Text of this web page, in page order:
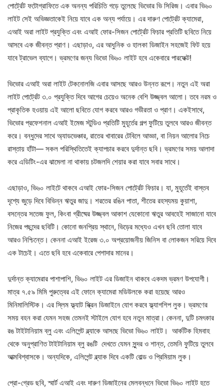
পোর্ট্রেট ফটোগ্রাফিতে এক অনন্য পরিচিতি গড়ে তুলেছে ভিভোর ভি সিরিজ। এবার ভি৬০
লাইট সেই অভিজ্ঞতাকেই নিয়ে যাবে এক অন্য পর্যায়ে। এর দারুণ পোর্ট্রেট ক্যামেরা,
এআই অরা লাইট প্রযুক্তি এবং এআই ফোর-সিজন পোর্ট্রেট ফিচার প্রতিটি ছবিতে নিয়ে
আসবে এক জীবন্ত প্রাণ। এছাড়াও, এর আধুনিক ও হালকা ডিজাইন সহজেই ফিট হয়ে
যাবে ট্রাভেল ব্যাগে। ভ্রমণের জন্য ভিভো ভি৬০ লাইট হবে একেবারে পারফেক্ট!
ভিভোর এআই অরা লাইট টেকনোলজি এবার আসছে আরও উন্নত রূপে। নতুন এই অরা
লাইট পোর্ট্রেট ৩.০ প্রযুক্তি দিবে আগের চেয়েও অনেক বেশি উজ্জ্বল আলো। তবে নরম ও
প্রাকৃতিক হওয়ায় এই আলো ছবিতে যোগ করবে আরও গভীরতা ও প্রাণ। একইসাথে,
ভিভোর প্রফেশনাল এআই ইমেজ স্টুডিও প্রতিটি মুহূর্তের গল্প ফুটিয়ে তুলবে আরও জীবন্ত
করে। বন্ধুদের সাথে অ্যাডভেঞ্চার, রাতের খাবারের টেবিলে আড্ডা, বা নিয়ন আলোর নিচে
রাস্তায় হাঁটা— সকল পরিস্থিতিতেই ক্যাপচার করবে দুর্দান্ত ছবি। ভ্রমণের সময় আলাদা
করে এডিটিং-এর ঝামেলা না থাকায় চটজলদি শেয়ার করা যাবে সবার সাথে।
এছাড়াও, ভি৬০ লাইটে থাকবে এআই ফোর-সিজন পোর্ট্রেট ফিচার। যা, মুহূর্তেই বাস্তব
দৃশ্যে জুড়ে দিবে বিভিন্ন ঋতুর জাদু। শরতের রঙিন পাতা, শীতের রহস্যময় কুয়াশা,
বসন্তের সতেজ ফুল, কিংবা গ্রীষ্মের উজ্জ্বল আকাশ যেকোনো ঋতুর আবহেই সাজানো যাবে
নিজের পছন্দের ছবিটি। কোনো জনপ্রিয় স্থানে, ভিড়ের মধ্যেও এখন ছবি তোলা যাবে
আরও নিশ্চিন্তে। কেননা এআই ইরেজ ৩.০ অপ্রয়োজনীয় জিনিস বা লোকজন সরিয়ে দিবে
এক টাচেই। এতে ছবি হবে একেবারে পেশাদার মানের।
দুর্দান্ত ক্যামেরার পাশাপাশি, ভি৬০ লাইট এর ডিজাইন থাকবে একদম ভ্রমণ উপযোগী।
মাত্র ৭.৫৯ মিমি পুরুত্বের এই ফোনে ক্যামেরা মডিউলকে করা হয়েছে আরও
মিনিমালিস্টিক। এর স্লিম ফ্ল্যাট স্ক্রিন ডিজাইনে যোগ করবে ফ্ল্যাগশিপ লুক। ভ্রমণের
সময় বহন করা যেমন সহজ তেমনই স্টাইলে যোগ হবে নতুন মাত্রা। কেননা, দুটি চমৎকার
রঙ টাইটানিয়াম ব্লু এবং এলিগেন্ট ব্ল্যাকে আসছে ভিভো ভি৬০ লাইট। আর্কটিক হিমবাহ
থেকে অনুপ্রাণিত টাইটানিয়াম ব্লু রঙটি দেখতে যেমন সুন্দর ও শান্ত, তেমনি ফুটিয়ে তুলবে
আত্মবিশ্বাসকে। অন্যদিকে, এলিগেন্ট ব্ল্যাক দিবে একটি বোল্ড ও প্রিমিয়াম লুক।
প্রো-গ্রেড ছবি, স্মার্ট এআই এবং দারুণ ডিজাইনের মেলবন্ধনে ভিভো ভি৬০ লাইট হতে